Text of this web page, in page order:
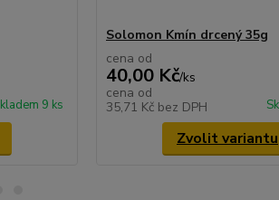
9 ks
Solomon Kmín drcený 35g
cena od
40,00 Kč/ks
cena od
35,71 Kč bez DPH
Zvolit variantu